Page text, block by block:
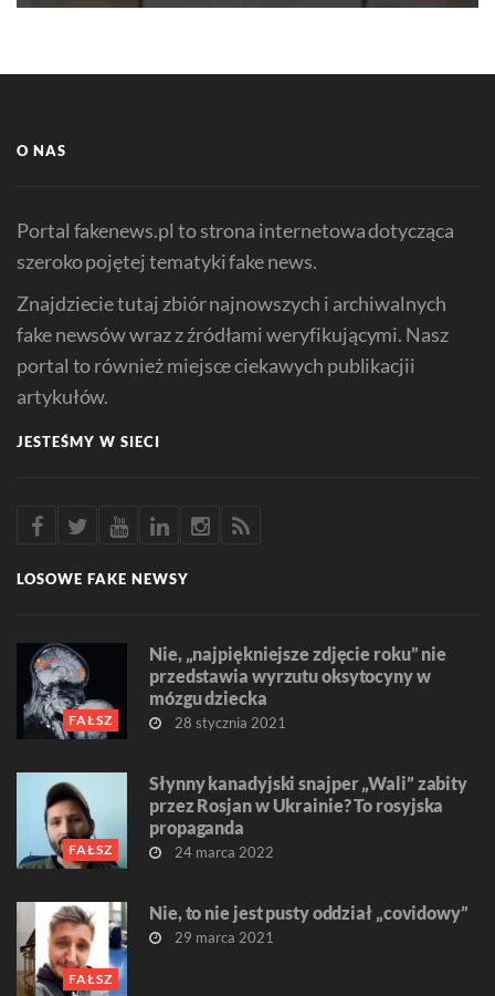
O NAS
Portal fakenews.pl to strona internetowa dotycząca
szeroko pojętej tematyki fake news.
Znajdziecie tutaj zbiór najnowszych i archiwalnych
fake newsów wraz z źródłami weryfikującymi. Nasz
portal to również miejsce ciekawych publikacjii
artykułów.
JESTEŚMY W SIECI
LOSOWE FAKE NEWSY
FAŁSZ
Nie, „najpiękniejsze zdjęcie roku” nie
przedstawia wyrzutu oksytocyny w
mózgu dziecka
28 stycznia 2021
FAŁSZ
Słynny kanadyjski snajper „Wali” zabity
przez Rosjan w Ukrainie? To rosyjska
propaganda
24 marca 2022
FAŁSZ
Nie, to nie jest pusty oddział „covidowy”
29 marca 2021